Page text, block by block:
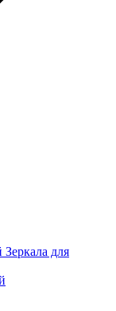
Зеркала для